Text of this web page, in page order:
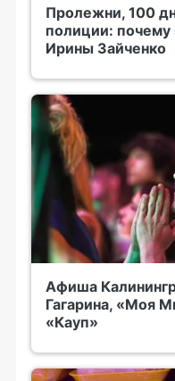
Пролежни, 100
полиции: почему
Ирины Зайченко
Афиша
Гагарина, «Моя
«Кауп»